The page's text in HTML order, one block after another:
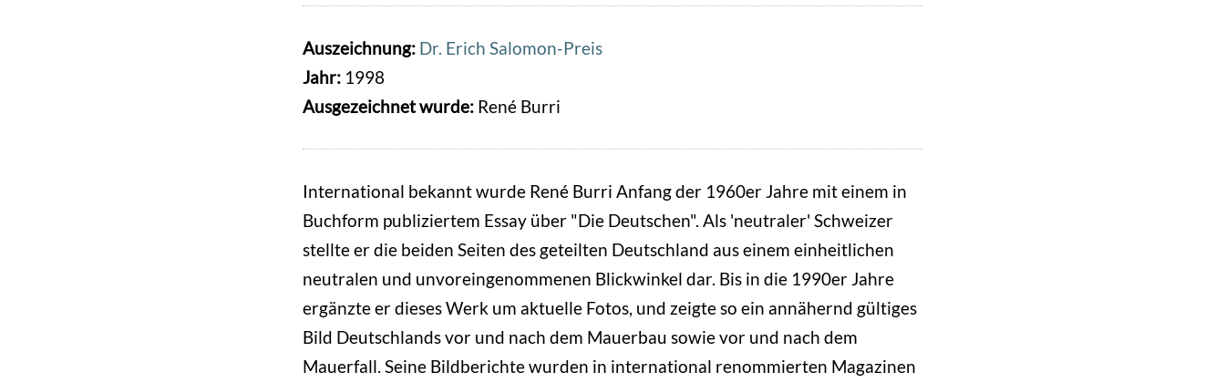
Auszeichnung: Dr. Erich Salomon-Preis
Jahr: 1998
Ausgezeichnet wurde: René Burri
International bekannt wurde René Burri Anfang der 1960er Jahre mit einem in
Buchform publiziertem Essay über "Die Deutschen". Als 'neutraler' Schweizer
stellte er die beiden Seiten des geteilten Deutschland aus einem einheitlichen
neutralen und unvoreingenommenen Blickwinkel dar. Bis in die 1990er Jahre
ergänzte er dieses Werk um aktuelle Fotos, und zeigte so ein annähernd gültiges
Bild Deutschlands vor und nach dem Mauerbau sowie vor und nach dem
Mauerfall. Seine Bildberichte wurden in international renommierten Magazinen